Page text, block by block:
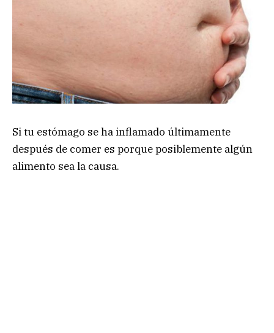
Si tu estómago se ha inflamado últimamente
después de comer es porque posiblemente algún
alimento sea la causa.